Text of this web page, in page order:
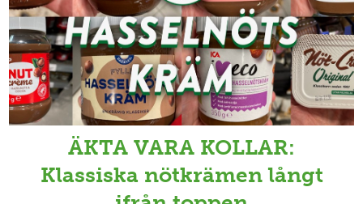
ÄKTA VARA KOLLAR:
Klassiska nötkrämen långt